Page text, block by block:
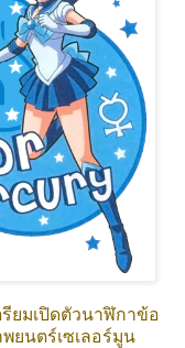
ยมเปิดตัวนาฬิกาข้อ
ยนตร์เซเลอร์มูน